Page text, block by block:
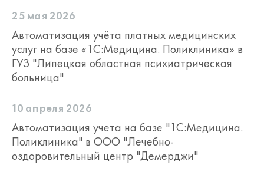
25 мая 2026
Автоматизация учёта платных медицинских
услуг на базе «1С:Медицина. Поликлиника» в
ГУЗ "Липецкая областная психиатрическая
больница"
10 апреля 2026
Автоматизация учета на базе "1С:Медицина.
Поликлиника" в ООО "Лечебно-
оздоровительный центр "Демерджи"